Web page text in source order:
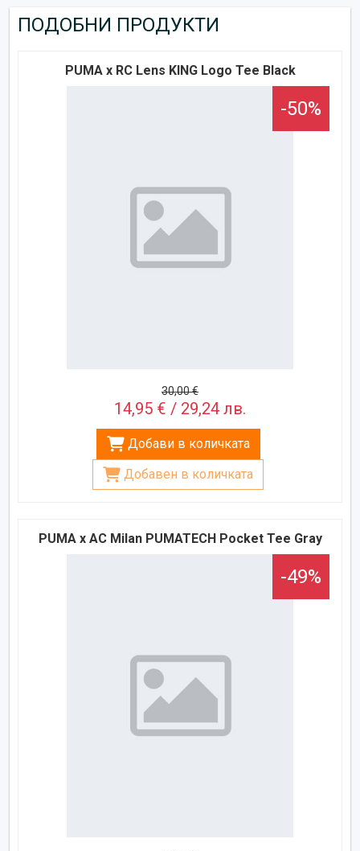
ПОДОБНИ ПРОДУКТИ
PUMA x RC Lens KING Logo Tee Black
-50%
30,00 €
14,95 € / 29,24 лв.
Добави в количката
Добавен в количката
PUMA x AC Milan PUMATECH Pocket Tee Gray
-49%